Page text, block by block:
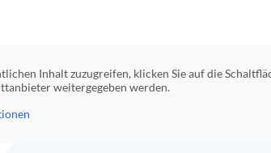
Inhalt zuzugreifen, klicken Sie auf die
weitergegeben werden.